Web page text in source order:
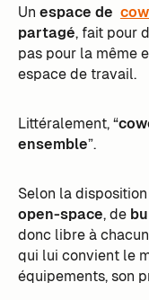
Un espace de
partagé, fait pour
pas pour la même
espace de travail.
Littéralement, “
ensemble”.
Selon la
open-space, de
donc libre à
qui lui convient le
équipements, son